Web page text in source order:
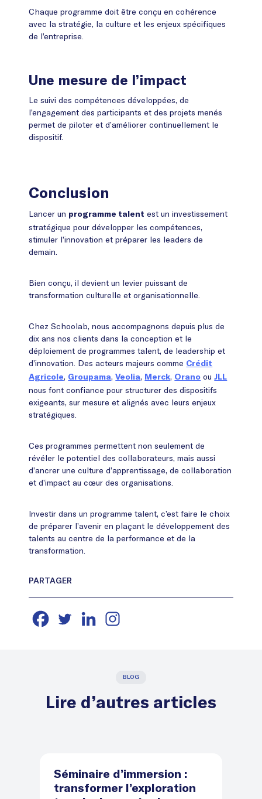
Chaque programme doit être conçu en cohérence
avec la stratégie, la culture et les enjeux spécifiques
de l’entreprise.
Une mesure de l’impact
Le suivi des compétences développées, de
l’engagement des participants et des projets menés
permet de piloter et d’améliorer continuellement le
dispositif.
Conclusion
Lancer un programme talent est un investissement
stratégique pour développer les compétences,
stimuler l’innovation et préparer les leaders de
demain.
Bien conçu, il devient un levier puissant de
transformation culturelle et organisationnelle.
Chez Schoolab, nous accompagnons depuis plus de
dix ans nos clients dans la conception et le
déploiement de programmes talent, de leadership et
d’innovation. Des acteurs majeurs comme Crédit
Agricole, Groupama,Veolia, Merck, Orano ouJLL
nous font confiance pour structurer des dispositifs
exigeants, sur mesure et alignés avec leurs enjeux
stratégiques.
Ces programmes permettent non seulement de
révéler le potentiel des collaborateurs, mais aussi
d’ancrer une culture d’apprentissage, de collaboration
et d’impact au cœur des organisations.
Investir dans un programme talent, c’est faire le choix
de préparer l’avenir en plaçant le développement des
talents au centre de la performance et de la
transformation.
BLOG
Lire d’autres articles
Séminaire d’immersion :
transformer l’exploration